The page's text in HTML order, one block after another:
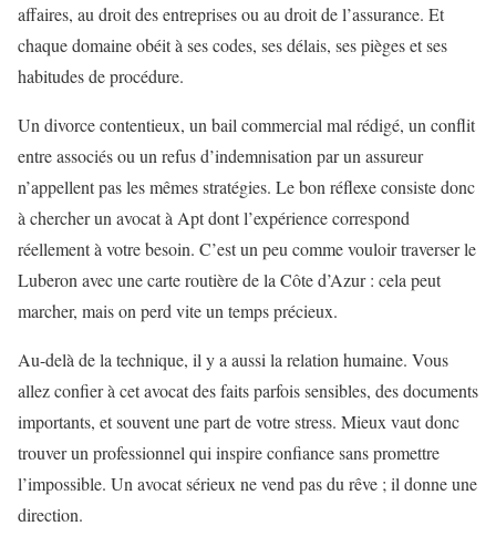
affaires, au droit des entreprises ou au droit de l’assurance. Et
chaque domaine obéit à ses codes, ses délais, ses pièges et ses
habitudes de procédure.
Un divorce contentieux, un bail commercial mal rédigé, un conflit
entre associés ou un refus d’indemnisation par un assureur
n’appellent pas les mêmes stratégies. Le bon réflexe consiste donc
à chercher un avocat à Apt dont l’expérience correspond
réellement à votre besoin. C’est un peu comme vouloir traverser le
Luberon avec une carte routière de la Côte d’Azur : cela peut
marcher, mais on perd vite un temps précieux.
Au-delà de la technique, il y a aussi la relation humaine. Vous
allez confier à cet avocat des faits parfois sensibles, des documents
importants, et souvent une part de votre stress. Mieux vaut donc
trouver un professionnel qui inspire confiance sans promettre
l’impossible. Un avocat sérieux ne vend pas du rêve ; il donne une
direction.